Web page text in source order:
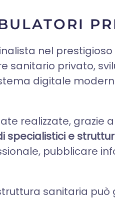
nel prestigioso
privato,
digitale
realizzate, grazie
specialistici e
pubblicare
sanitaria